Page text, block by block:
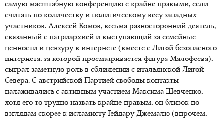
самую масштабную конференцию с крайне правыми, если
считать по количеству и политическому весу западных
участников. Алексей Комов, весьма разносторонний деятель,
связанный с патриархией и выступающий за семейные
ценности и цензуру в интернете (вместе с Лигой безопасного
интернета, за которой просматривается фигура Малофеева),
сыграл заметную роль в сближении с итальянской Лигой
Севера. С австрийской Партией свободы контакты
налаживались с активным участием Максима Шевченко,
хотя его-то трудно назвать крайне правым, он близок по
взглядам скорее к исламисту Гейдару Джемалю (впрочем,